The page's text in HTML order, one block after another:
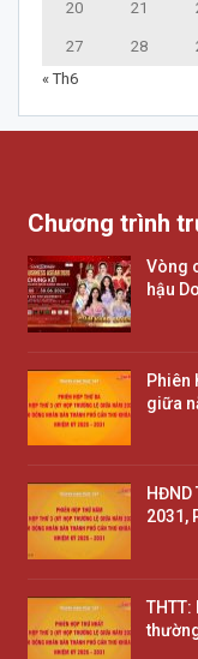
20 21
27 28
« Th6
Chương trình
Vòng
hậu
Phiên
giữa
HĐND
2031,
THTT: